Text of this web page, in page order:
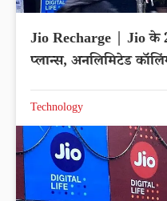
Jio Recharge | Jio के
प्लान्स, अनलिमिटेड
Technology